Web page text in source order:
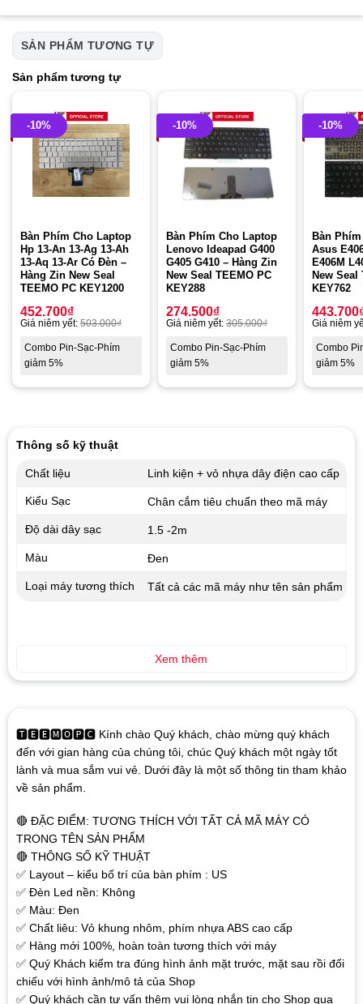
SẢN PHẨM TƯƠNG TỰ
Sản phẩm tương tự
-10%
Bàn Phím Cho Laptop
Hp 13-An 13-Ag 13-Ah
13-Aq 13-Ar Có Đèn –
Hàng Zin New Seal
TEEMO PC KEY1200
452.700₫
Giá niêm yết: 503.000₫
Combo Pin-Sạc-Phím
giảm 5%
-10%
Bàn Phím Cho Laptop
Lenovo Ideapad G400
G405 G410 – Hàng Zin
New Seal TEEMO PC
KEY288
274.500₫
Giá niêm yết: 305.000₫
Combo Pin-Sạc-Phím
giảm 5%
-10%
Bàn
Asus
E406M
New Seal
KEY762
443.700
Giá niêm
Combo
giảm 5%
🆃🅴🅴🅼🅾🅿🅲 Kính chào Quý khách, chào mừng quý khách
đến với gian hàng của chúng tôi, chúc Quý khách một ngày tốt
lành và mua sắm vui vẻ. Dưới đây là một số thông tin tham khảo
về sản phẩm.
🔴 ĐẶC ĐIỂM: TƯƠNG THÍCH VỚI TẤT CẢ MÃ MÁY CÓ
TRONG TÊN SẢN PHẨM
🔴 THÔNG SỐ KỸ THUẬT
✅ Layout – kiểu bố trí của bàn phím : US
✅ Đèn Led nền: Không
✅ Màu: Đen
✅ Chất liêu: Vỏ khung nhôm, phím nhựa ABS cao cấp
✅ Hàng mới 100%, hoàn toàn tương thích với máy
✅ Quý Khách kiểm tra đúng hình ảnh mặt trước, mặt sau rồi đối
chiếu với hình ảnh/mô tả của Shop
✅ Quý khách cần tư vấn thêm vui lòng nhắn tin cho Shop qua
Thông số kỹ thuật
Chất liệu Linh kiện + vỏ nhựa dây điện cao cấp
Kiểu Sạc Chân cắm tiêu chuẩn theo mã máy
Độ dài dây sạc 1.5 -2m
Màu Đen
Loại máy tương thích Tất cả các mã máy như tên sản phẩm
Xem thêm